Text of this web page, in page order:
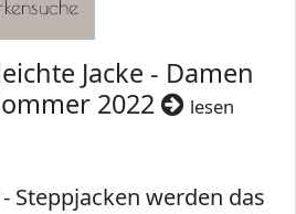
Jacke - Damen
2022
lesen
Steppjacken werden das